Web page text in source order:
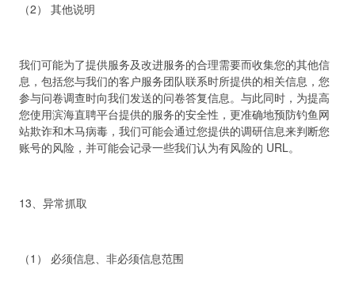
（2） 其他说明
我们可能为了提供服务及改进服务的合理需要而收集您的其他信
息，包括您与我们的客户服务团队联系时所提供的相关信息，您
参与问卷调查时向我们发送的问卷答复信息。与此同时，为提高
您使用滨海直聘平台提供的服务的安全性，更准确地预防钓鱼网
站欺诈和木马病毒，我们可能会通过您提供的调研信息来判断您
账号的风险，并可能会记录一些我们认为有风险的 URL。
13、异常抓取
（1） 必须信息、非必须信息范围